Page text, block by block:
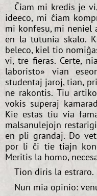
Ĉiam mi kredis je
ideeco, mi ĉiam
mi konfesu, mi neniel
en la tutunia skalo.
beleco, kiel tio
vi, tre fieras. Certe,
laboristo» vian
studentaj jaroj, tian,
ne rakontis. Tiu
vokis superaj
Kie estas tiu via
malsanulejojn
en pli grandaj. Do
por li ĉi tie tiajn
Meritis la homo,
Tion diris la estraro.
Nun mia opinio: